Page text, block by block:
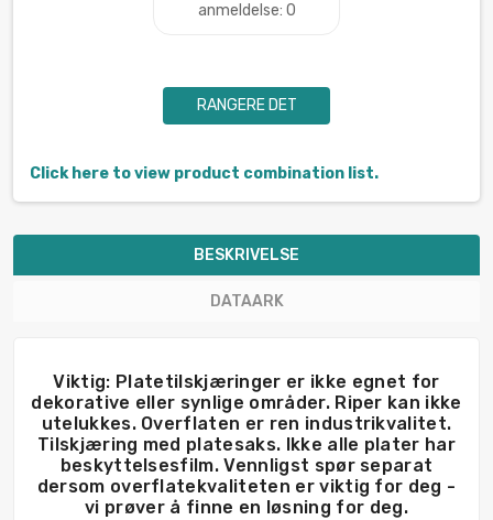
anmeldelse: 0
RANGERE DET
Click here to view product combination list.
BESKRIVELSE
DATAARK
Viktig: Platetilskjæringer er ikke egnet for
dekorative eller synlige områder. Riper kan ikke
utelukkes. Overflaten er ren industrikvalitet.
Tilskjæring med platesaks. Ikke alle plater har
beskyttelsesfilm. Vennligst spør separat
dersom overflatekvaliteten er viktig for deg -
vi prøver å finne en løsning for deg.